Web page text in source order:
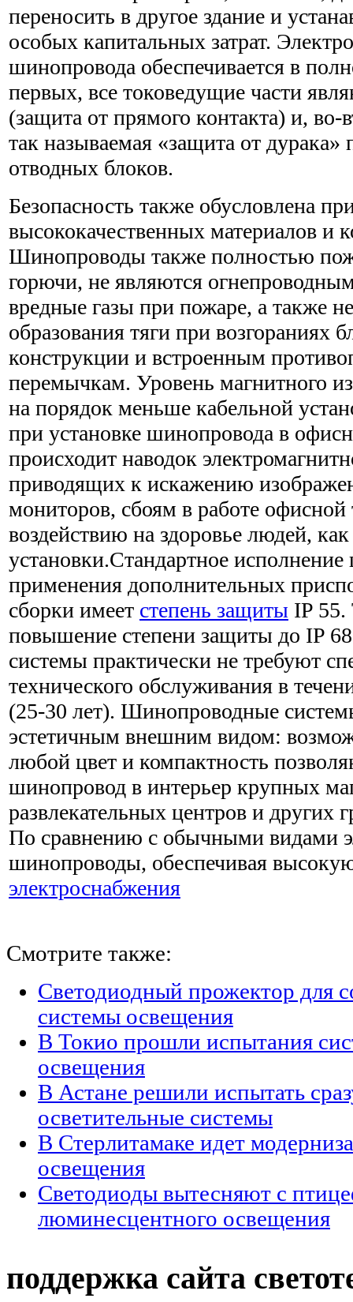
переносить в другое здание и
особых капитальных затрат.
шинопровода обеспечивается в
первых, все токоведущие части
(защита от прямого контакта) и, во-
так называемая «защита от
отводных блоков.
Безопасность также обусловлена
высококачественных материалов и
Шинопроводы также полностью
горючи, не являются
вредные газы при пожаре, а также
образования тяги при возгораниях
конструкции и встроенным
перемычкам. Уровень магнитного
на порядок меньше кабельной
при установке шинопровода в
происходит наводок
приводящих к искажению
мониторов, сбоям в работе
воздействию на здоровье людей,
установки.Стандартное
применения дополнительных
сборки имеет степень защиты IP
повышение степени защиты до IP
системы практически не требуют
технического обслуживания в
(25-30 лет). Шинопроводные
эстетичным внешним видом:
любой цвет и компактность
шинопровод в интерьер крупных
развлекательных центров и других
По сравнению с обычными видами
шинопроводы, обеспечивая
электроснабжения
Смотрите также:
Светодиодный прожектор для
системы освещения
В Токио прошли испытания
освещения
В Астане решили испытать
осветительные системы
В Стерлитамаке идет
освещения
Светодиоды вытесняют c
люминесцентного освещения
поддержка сайта